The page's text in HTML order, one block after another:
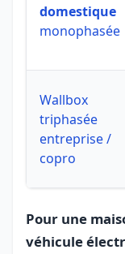
domestique
monophasée
Wallbox
triphasée
entreprise /
copro
Pour une
véhicule